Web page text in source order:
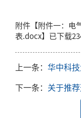
附件【附件一：电
表.docx】已下载
上一条： 华中科技大
下一条： 关于推荐